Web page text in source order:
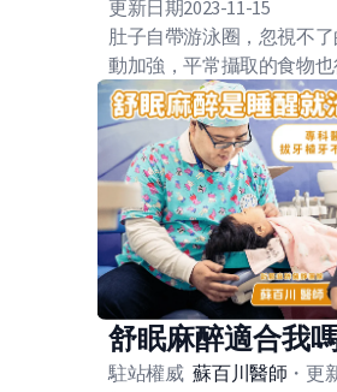
更新日期2023-11-15
肚子自帶游泳圈，忽視不
動加強，平常攝取的食物
舒眠麻醉適合我
駐站權威 蘇百川醫師 ・更